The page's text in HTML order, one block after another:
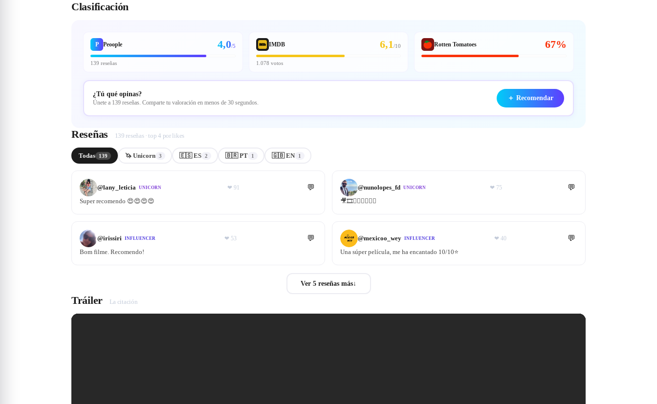
Clasificación
P Peoople 4,0/5
139 reseñas
IMDB 6,1/10
1.078 votos
Rotten Tomatoes 67%
¿Tú qué opinas?
Únete a 139 reseñas. Comparte tu valoración en menos de 30 segundos.
＋ Recomendar
Reseñas 139 reseñas · top 4 por likes
Todas 139 🦄 Unicorn 3 🇪🇸 ES 2 🇧🇷 PT 1 🇬🇧 EN 1
@lany_leticia UNICORN ❤ 91 💬
Super recomendo 😍😍😍😍
@nunolopes_fd UNICORN ❤ 75 💬
🎥🎞👌🏻👌🏻👌🏻
@irissiri INFLUENCER ❤ 53 💬
Bom filme. Recomendo!
@mexicoo_wey INFLUENCER ❤ 40 💬
Una súper película, me ha encantado 10/10⭐️
Ver 5 reseñas más↓
Tráiler La citación